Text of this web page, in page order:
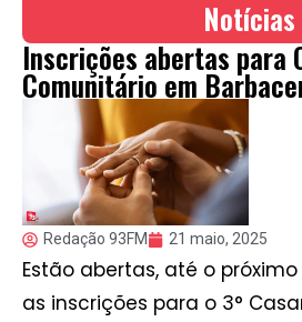
Notícias
Inscrições abertas para
Comunitário em
Redação 93FM 21 maio, 2025
Estão abertas, até o
as inscrições para o 3°